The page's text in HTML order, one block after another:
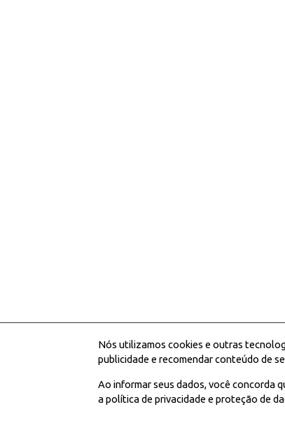
Nós utilizamos cookies e outras
publicidade e recomendar conteúdo de
Ao informar seus dados, você concorda
a política de privacidade e proteção de